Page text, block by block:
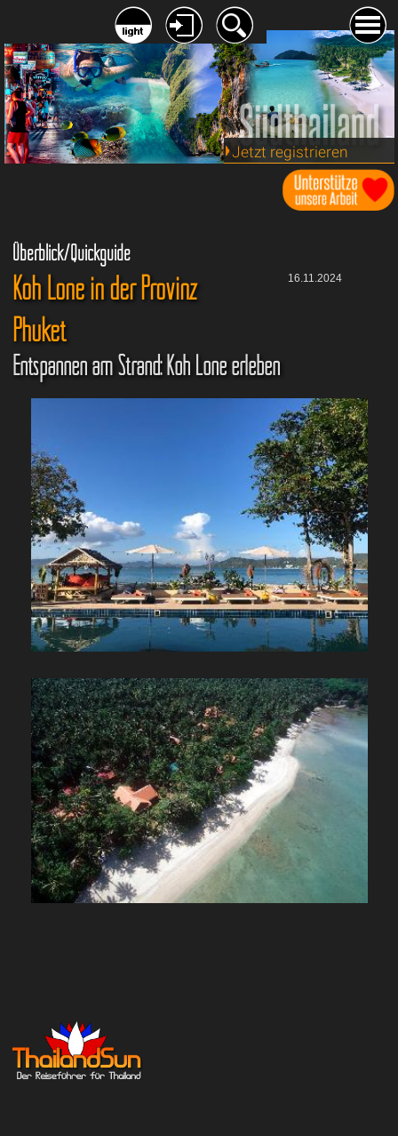
Jetzt registrieren
Überblick/Quickguide
16.11.2024
Koh Lone in der Provinz
Phuket
Entspannen am Strand: Koh Lone erleben